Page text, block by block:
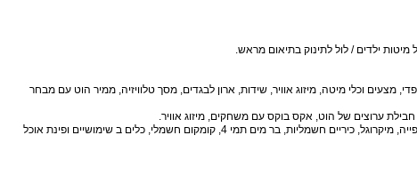
מצעים וכלי מיטה, מיזוג אוויר, שידות, ארון לבגדים, מסך טלוויזיה, ממיר הוט עם מבחר
ערוצים של הוט, אקס בוקס עם משחקים, מיזוג אוויר.
לרשות אורחי הווילה מטבח מאובזר עם מקרר גדול, תנור אפייה, מיקרוגל, כיריים חשמליות, בר מים תמי 4, קומקום חשמלי, כלים ב שימושיים ופינת אוכל